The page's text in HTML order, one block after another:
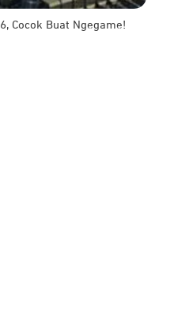
Cocok Buat Ngegame!